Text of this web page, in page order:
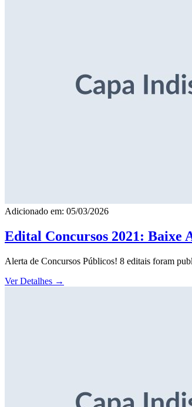
Adicionado em: 05/03/2026
Edital Concursos 2021: Baixe
Alerta de Concursos Públicos! 8 editais foram
Ver Detalhes →